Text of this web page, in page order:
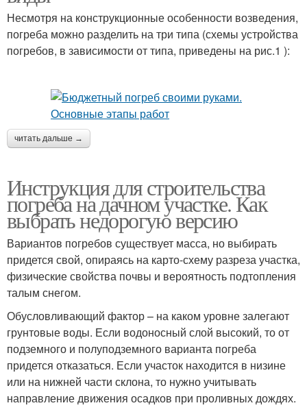
Несмотря на конструкционные особенности возведения,
погреба можно разделить на три типа (схемы устройства
погребов, в зависимости от типа, приведены на рис.1 ):
читать дальше →
Инструкция для строительства
погреба на дачном участке. Как
выбрать недорогую версию
Вариантов погребов существует масса, но выбирать
придется свой, опираясь на карто-схему разреза участка,
физические свойства почвы и вероятность подтопления
талым снегом.
Обусловливающий фактор – на каком уровне залегают
грунтовые воды. Если водоносный слой высокий, то от
подземного и полуподземного варианта погреба
придется отказаться. Если участок находится в низине
или на нижней части склона, то нужно учитывать
направление движения осадков при проливных дождях.